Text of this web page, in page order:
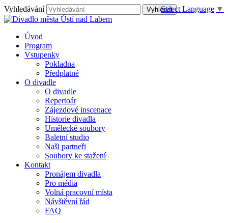
Vyhledávání
Úvod
Program
Vstupenky
Pokladna
Předplatné
O divadle
O divadle
Repertoár
Zájezdové inscenace
Historie divadla
Umělecké soubory
Baletní studio
Naši partneři
Soubory ke stažení
Kontakt
Pronájem divadla
Pro média
Volná pracovní místa
Návštěvní řád
FAQ
Select Language ▼